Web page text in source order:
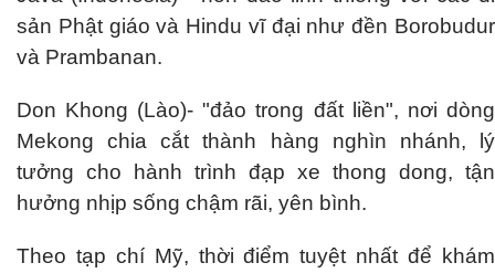
sản Phật giáo và Hindu vĩ đại như đền Borobudur
và Prambanan.
Don Khong (Lào)- "đảo trong đất liền", nơi dòng
Mekong chia cắt thành hàng nghìn nhánh, lý
tưởng cho hành trình đạp xe thong dong, tận
hưởng nhịp sống chậm rãi, yên bình.
Theo tạp chí Mỹ, thời điểm tuyệt nhất để khám